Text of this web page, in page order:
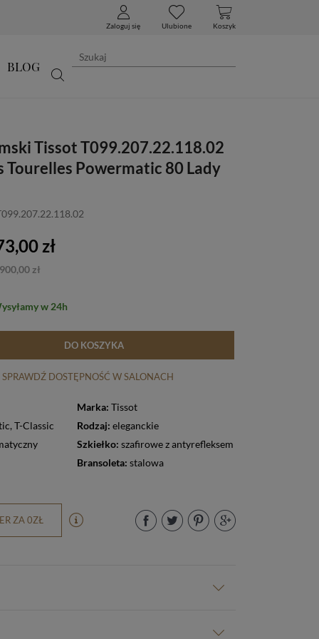
Zaloguj się Ulubione Koszyk
BLOG
Tissot T099.207.22.118.02
Tourelles Powermatic 80 Lady
zł
zł
w 24h
DO KOSZYKA
SPRAWDŹ DOSTĘPNOŚĆ W SALONACH
Marka: Tissot
, T-Classic Rodzaj:eleganckie
Szkiełko: szafirowe z antyrefleksem
Bransoleta: stalowa
ZA 0ZŁ